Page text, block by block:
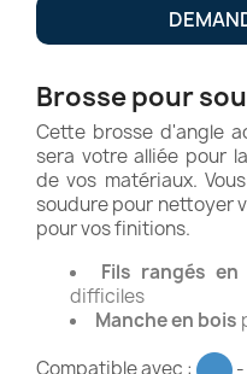
Brosse pour
Cette brosse d'angle
sera votre alliée pour
de vos matériaux.
soudure pour nettoyer
pour vos finitions.
Fils rangés en
difficiles
Manche en bois
Compatible avec :
-